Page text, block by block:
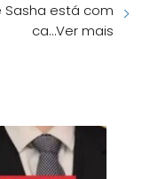
Sasha está com
ca…Ver mais